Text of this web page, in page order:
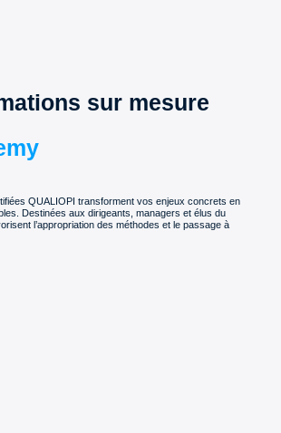
sur mesure
QUALIOPI transforment vos enjeux concrets en
Destinées aux dirigeants, managers et élus du
l’appropriation des méthodes et le passage à